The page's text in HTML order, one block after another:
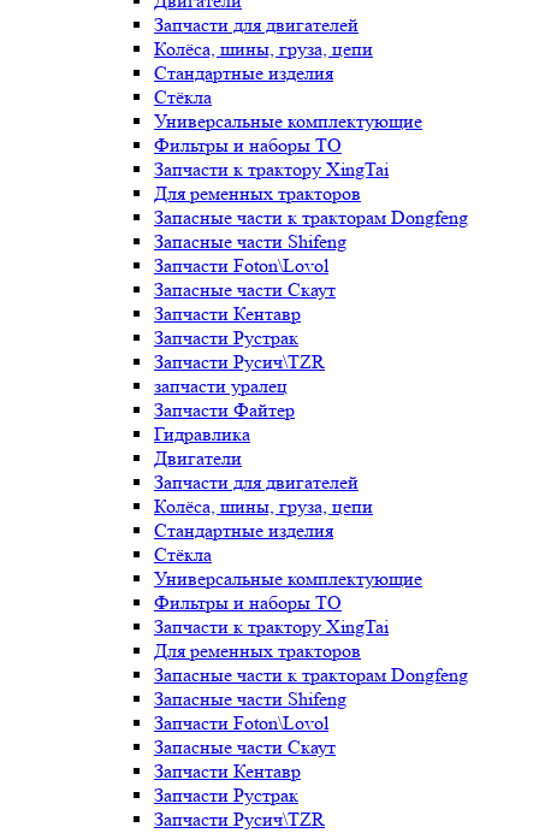
Запчасти для двигателей
Колёса, шины, груза, цепи
Стандартные изделия
Стёкла
Универсальные комплектующие
Фильтры и наборы ТО
Запчасти к трактору XingTai
Для ременных тракторов
Запасные части к тракторам Dongfeng
Запасные части Shifeng
Запчасти Foton\Lovol
Запасные части Скаут
Запчасти Кентавр
Запчасти Рустрак
Запчасти Русич\TZR
запчасти уралец
Запчасти Файтер
Гидравлика
Двигатели
Запчасти для двигателей
Колёса, шины, груза, цепи
Стандартные изделия
Стёкла
Универсальные комплектующие
Фильтры и наборы ТО
Запчасти к трактору XingTai
Для ременных тракторов
Запасные части к тракторам Dongfeng
Запасные части Shifeng
Запчасти Foton\Lovol
Запасные части Скаут
Запчасти Кентавр
Запчасти Рустрак
Запчасти Русич\TZR